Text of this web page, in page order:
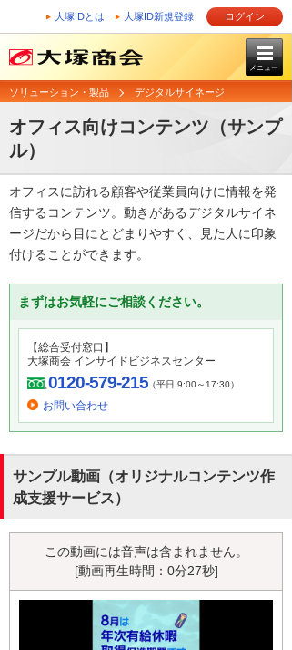
大塚IDとは 大塚ID新規登録 ログイン
メニュー
ソリューション・製品 デジタルサイネージ
オフィス向けコンテンツ（サンプ
ル）
オフィスに訪れる顧客や従業員向けに情報を発
信するコンテンツ。動きがあるデジタルサイネ
ージだから目にとどまりやすく、見た人に印象
付けることができます。
まずはお気軽にご相談ください。
【総合受付窓口】
大塚商会 インサイドビジネスセンター
0120-579-215（平日 9:00～17:30）
お問い合わせ
サンプル動画（オリジナルコンテンツ作
成支援サービス）
この動画には音声は含まれません。
[動画再生時間：0分27秒]